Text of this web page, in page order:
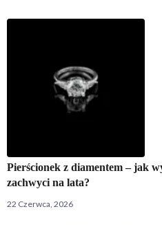
Pierścionek z diamentem – jak
zachwyci na lata?
22 Czerwca, 2026